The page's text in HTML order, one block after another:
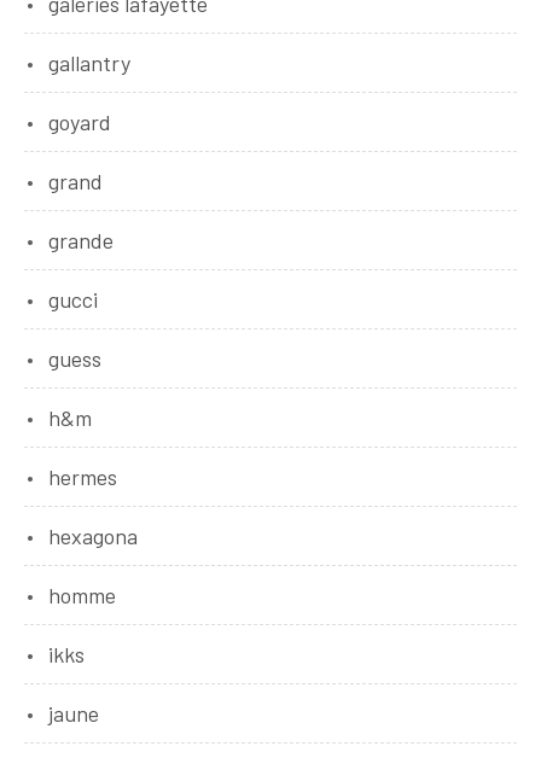
gallantry
goyard
grand
grande
gucci
guess
h&m
hermes
hexagona
homme
ikks
jaune